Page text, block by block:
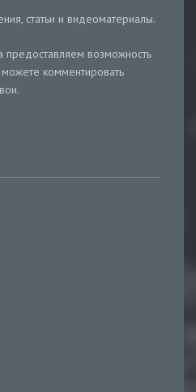
статьи и видеоматериалы.
предоставляем возможность
комментировать